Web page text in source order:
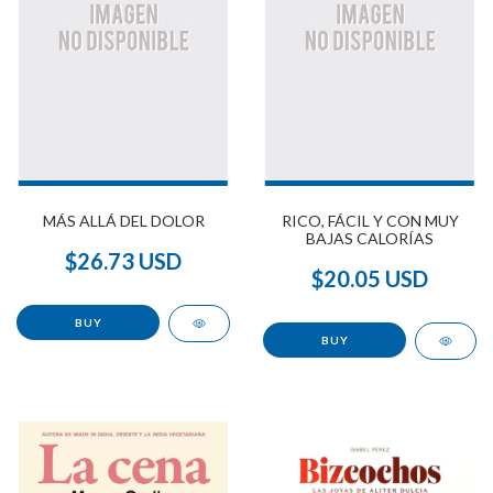
MÁS ALLÁ DEL DOLOR
$26.73 USD
RICO, FÁCIL Y CON MUY
BAJAS CALORÍAS
$20.05 USD